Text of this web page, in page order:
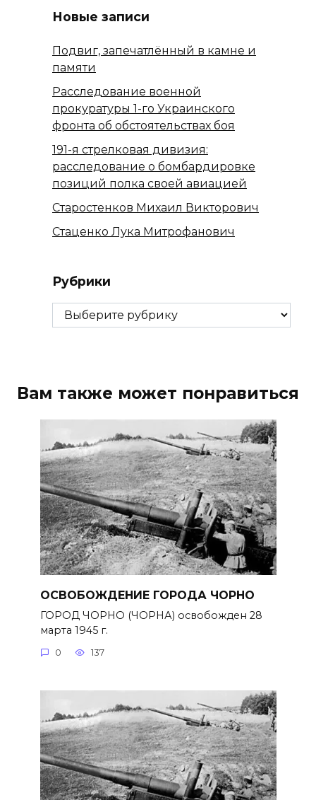
Новые записи
Подвиг, запечатлённый в камне и
памяти
Расследование военной
прокуратуры 1-го Украинского
фронта об обстоятельствах боя
191-я стрелковая дивизия:
расследование о бомбардировке
позиций полка своей авиацией
Старостенков Михаил Викторович
Стаценко Лука Митрофанович
Рубрики
Рубрики
Вам также может понравиться
ОСВОБОЖДЕНИЕ ГОРОДА ЧОРНО
ГОРОД ЧОРНО (ЧОРНА) освобожден 28
марта 1945 г.
0 137